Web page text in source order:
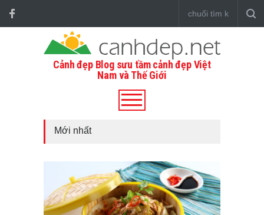
Cảnh đẹp Blog sưu tầm cảnh đẹp Việt
Nam và Thế Giới
Mới nhất